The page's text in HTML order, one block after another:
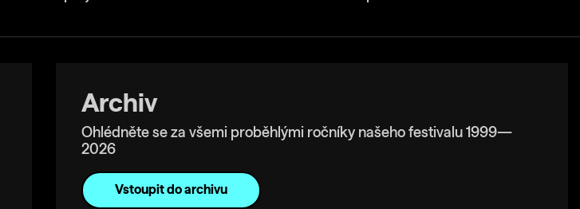
Archiv
Ohlédněte se za všemi proběhlými ročníky našeho festivalu 1999—
2026
Vstoupit do archivu